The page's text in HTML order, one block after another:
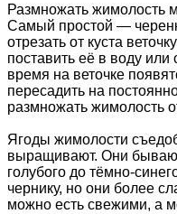
Размножать жимолость
Самый простой —
отрезать от куста
поставить её в воду
время на веточке
пересадить на
размножать жимолость
Ягоды жимолости
выращивают. Они
голубого до тёмно-
чернику, но они более
можно есть свежими, а